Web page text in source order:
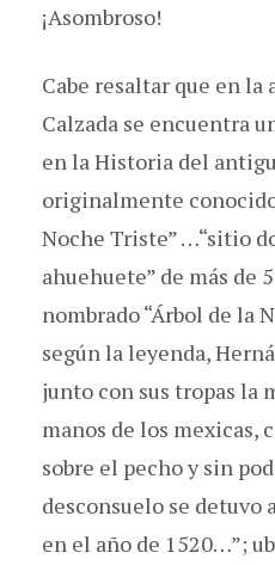
¡Asombroso!
Cabe resaltar que en la
Calzada se encuentra
en la Historia del
originalmente
Noche Triste” …“sitio
ahuehuete” de más de
nombrado “Árbol de la
según la leyenda,
junto con sus tropas la
manos de los mexicas,
sobre el pecho y sin
desconsuelo se detuvo
en el año de 1520…”;